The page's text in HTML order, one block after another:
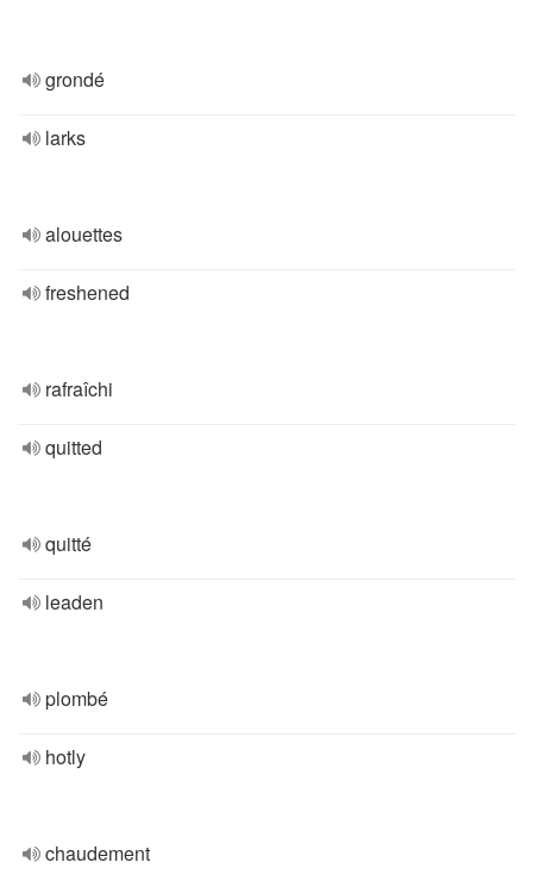
grondé
larks
alouettes
freshened
rafraîchi
quitted
quitté
leaden
plombé
hotly
chaudement